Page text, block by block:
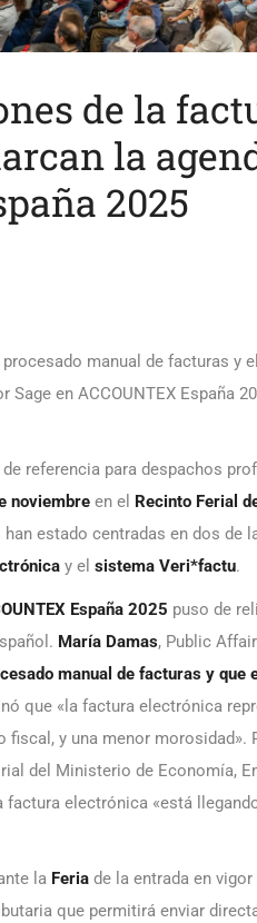
de la
la
2025
manual de facturas y
Sage en ACCOUNTEX España
de referencia para despachos
noviembre en el Recinto Ferial
estado centradas en dos de
y el sistema Veri*factu.
España 2025 puso de
María Damas, Public
manual de facturas y
que «la factura electrónica
y una menor morosidad».
del Ministerio de Economía,
electrónica «está
la Feria de la entrada en
que permitirá enviar